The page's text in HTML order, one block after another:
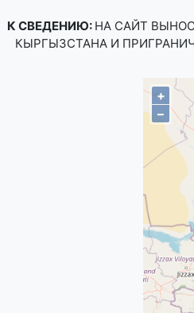
К СВЕДЕНИЮ: НА САЙТ
КЫРГЫЗСТАНА И
+
–